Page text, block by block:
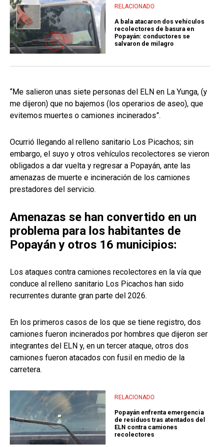
RELACIONADO
A bala atacaron dos vehículos
recolectores de basura en
Popayán: conductores se
salvaron de milagro
“Me salieron unas siete personas del ELN en La Yunga, (y
me dijeron) que no bajemos (los operarios de aseo), que
evitemos muertes o camiones incinerados”.
Ocurrió llegando al relleno sanitario Los Picachos; sin
embargo, el suyo y otros vehículos recolectores se vieron
obligados a dar vuelta y regresar a Popayán, ante las
amenazas de muerte e incineración de los camiones
prestadores del servicio.
Amenazas se han convertido en un
problema para los habitantes de
Popayán y otros 16 municipios:
Los ataques contra camiones recolectores en la vía que
conduce al relleno sanitario Los Picachos han sido
recurrentes durante gran parte del 2026.
En los primeros casos de los que se tiene registro, dos
camiones fueron incinerados por hombres que dijeron ser
integrantes del ELN y, en un tercer ataque, otros dos
camiones fueron atacados con fusil en medio de la
carretera.
RELACIONADO
Popayán enfrenta emergencia
de residuos tras atentados del
ELN contra camiones
recolectores